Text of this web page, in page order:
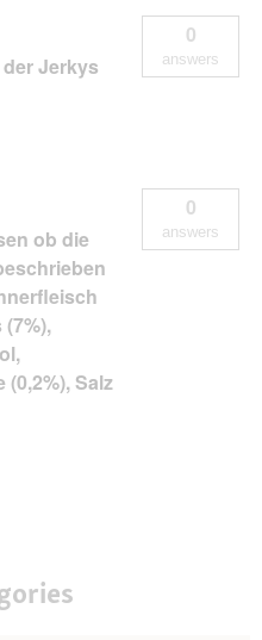
Jerkys
0
answers
ob die
(0,2%), Salz
0
answers